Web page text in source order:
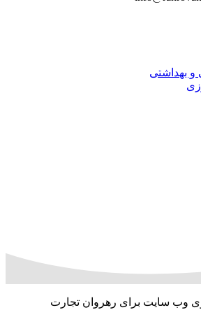
بهداشتی
وب‌ سایت برای رهروان تجارت